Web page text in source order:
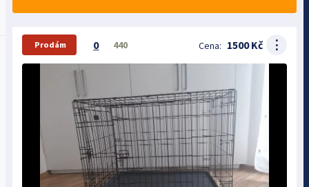
Prodám 0 440 Cena: 1500 Kč ⋮